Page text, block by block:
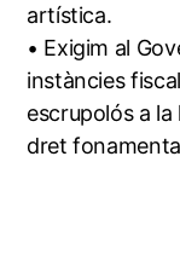
artística.
• Exigim al
instàncies
escrupolós a
dret